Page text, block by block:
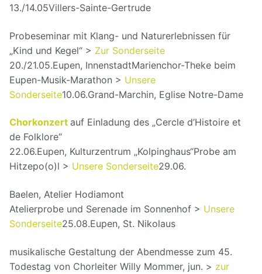
13./14.05Villers-Sainte-Gertrude
Probeseminar mit Klang- und Naturerlebnissen für
„Kind und Kegel“ > Zur Sonderseite
20./21.05.Eupen, InnenstadtMarienchor-Theke beim
Eupen-Musik-Marathon > Unsere
Sonderseite10.06.Grand-Marchin, Eglise Notre-Dame
Chorkonzert auf Einladung des „Cercle d’Histoire et
de Folklore“
22.06.Eupen, Kulturzentrum „Kolpinghaus“Probe am
Hitzepo(o)l > Unsere Sonderseite29.06.
Baelen, Atelier Hodiamont
Atelierprobe und Serenade im Sonnenhof > Unsere
Sonderseite25.08.Eupen, St. Nikolaus
musikalische Gestaltung der Abendmesse zum 45.
Todestag von Chorleiter Willy Mommer, jun. > zur